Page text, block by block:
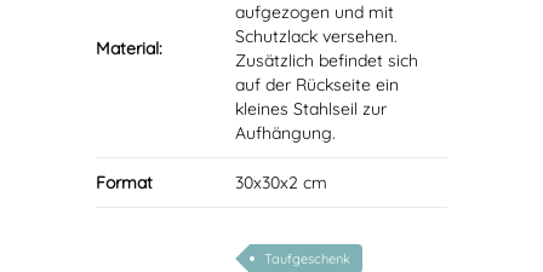
Material:
aufgezogen und mit
Schutzlack versehen.
Zusätzlich befindet sich
auf der Rückseite ein
kleines Stahlseil zur
Aufhängung.
Format 30x30x2 cm
Taufgeschenk